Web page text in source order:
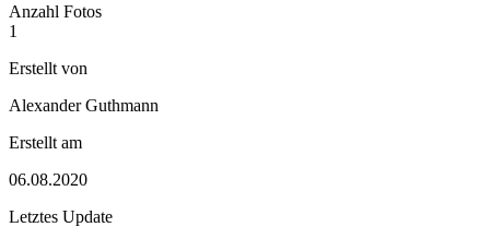
Anzahl Fotos
1
Erstellt von
Alexander Guthmann
Erstellt am
06.08.2020
Letztes Update